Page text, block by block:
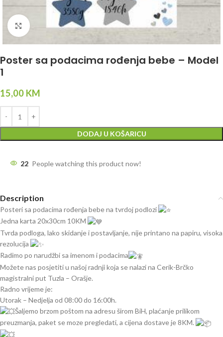
Click to enlarge
Poster sa podacima rođenja bebe – Model
1
15,00 KM
DODAJ U KOŠARICU
22 People watching this product now!
Description
Posteri sa podacima rođenja bebe na tvrdoj podlozi
Jedna karta 20x30cm 10KM
Tvrda podloga, lako skidanje i postavljanje, nije printano na papiru, visoka
rezolucija
Radimo po narudžbi sa imenom i podacima
Možete nas posjetiti u našoj radnji koja se nalazi na Cerik-Brčko
magistralni put Tuzla – Orašje.
Radno vrijeme je:
Utorak – Nedjelja od 08:00 do 16:00h.
Šaljemo brzom poštom na adresu širom BiH, plaćanje prilikom
preuzmanja, paket se moze pregledati, a cijena dostave je 8KM.